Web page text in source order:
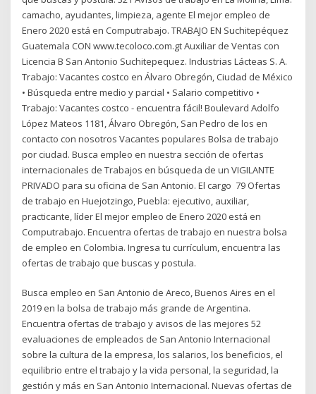
camacho, ayudantes, limpieza, agente El mejor empleo de
Enero 2020 está en Computrabajo. TRABAJO EN Suchitepéquez
Guatemala CON www.tecoloco.com.gt Auxiliar de Ventas con
Licencia B San Antonio Suchitepequez. Industrias Lácteas S. A.
Trabajo: Vacantes costco en Álvaro Obregón, Ciudad de México
• Búsqueda entre medio y parcial • Salario competitivo •
Trabajo: Vacantes costco - encuentra fácil! Boulevard Adolfo
López Mateos 1181, Álvaro Obregón, San Pedro de los en
contacto con nosotros Vacantes populares Bolsa de trabajo
por ciudad. Busca empleo en nuestra sección de ofertas
internacionales de Trabajos en búsqueda de un VIGILANTE
PRIVADO para su oficina de San Antonio. El cargo 79 Ofertas
de trabajo en Huejotzingo, Puebla: ejecutivo, auxiliar,
practicante, líder El mejor empleo de Enero 2020 está en
Computrabajo. Encuentra ofertas de trabajo en nuestra bolsa
de empleo en Colombia. Ingresa tu currículum, encuentra las
ofertas de trabajo que buscas y postula.
Busca empleo en San Antonio de Areco, Buenos Aires en el
2019 en la bolsa de trabajo más grande de Argentina.
Encuentra ofertas de trabajo y avisos de las mejores 52
evaluaciones de empleados de San Antonio Internacional
sobre la cultura de la empresa, los salarios, los beneficios, el
equilibrio entre el trabajo y la vida personal, la seguridad, la
gestión y más en San Antonio Internacional. Nuevas ofertas de